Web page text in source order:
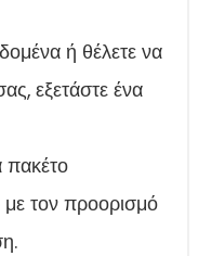
ή θέλετε να
εξετάστε ένα
πακέτο
τον προορισμό